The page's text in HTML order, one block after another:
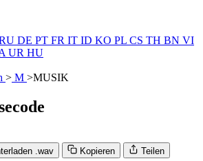
DE PT FR IT ID KO PL CS TH BN VI
UR HU
> M >MUSIK
.wav Kopieren Teilen